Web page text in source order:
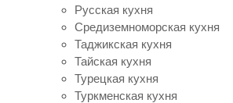
Русская кухня
Средиземноморская кухня
Таджикская кухня
Тайская кухня
Турецкая кухня
Туркменская кухня